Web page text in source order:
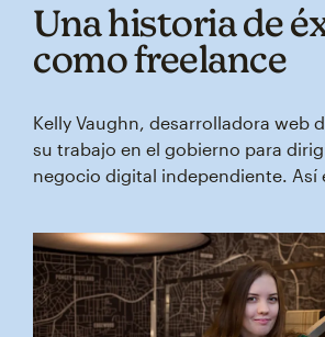
Una historia de
como freelance
Kelly Vaughn, desarrolladora web
su trabajo en el gobierno para
negocio digital independiente. Así